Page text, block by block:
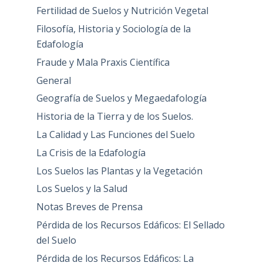
Fertilidad de Suelos y Nutrición Vegetal
Filosofía, Historia y Sociología de la
Edafología
Fraude y Mala Praxis Científica
General
Geografía de Suelos y Megaedafología
Historia de la Tierra y de los Suelos.
La Calidad y Las Funciones del Suelo
La Crisis de la Edafología
Los Suelos las Plantas y la Vegetación
Los Suelos y la Salud
Notas Breves de Prensa
Pérdida de los Recursos Edáficos: El Sellado
del Suelo
Pérdida de los Recursos Edáficos: La